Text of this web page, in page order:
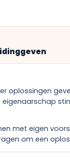
oplossingen
met eigen
om een